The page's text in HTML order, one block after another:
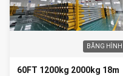
BĂNG HÌNH
60FT 1200kg 2000kg 18m